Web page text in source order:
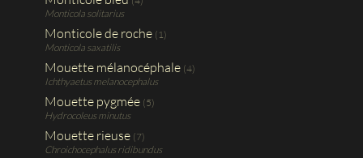
Monticola solitarius
Monticole de roche (1)
Monticola saxatilis
Mouette mélanocéphale (4)
Ichthyaetus melanocephalus
Mouette pygmée (5)
Hydrocoleus minutus
Mouette rieuse (7)
Chroichocephalus ridibundus